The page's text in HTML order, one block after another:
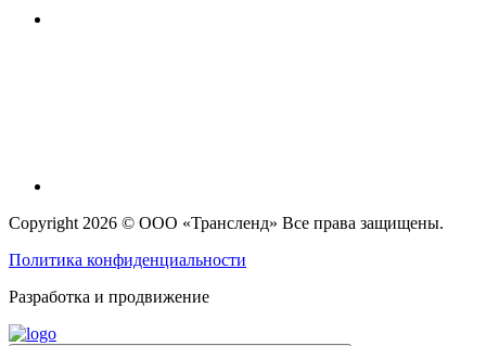
Copyright 2026 © ООО «Трансленд» Все права защищены.
Политика конфиденциальности
Разработка и продвижение